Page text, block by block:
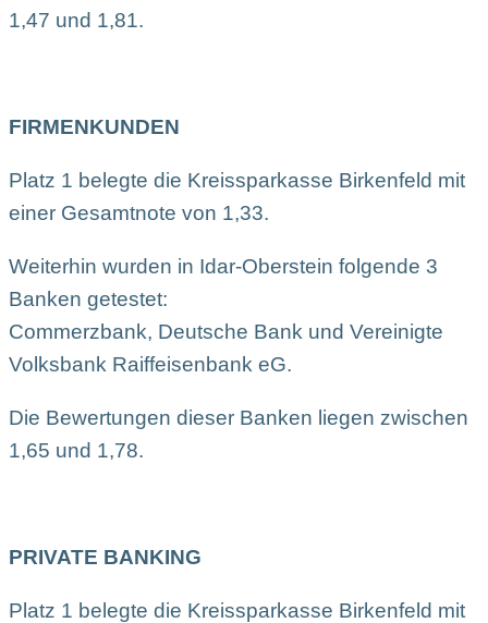
1,47 und 1,81.
FIRMENKUNDEN
Platz 1 belegte die Kreissparkasse Birkenfeld mit
einer Gesamtnote von 1,33.
Weiterhin wurden in Idar-Oberstein folgende 3
Banken getestet:
Commerzbank, Deutsche Bank und Vereinigte
Volksbank Raiffeisenbank eG.
Die Bewertungen dieser Banken liegen zwischen
1,65 und 1,78.
PRIVATE BANKING
Platz 1 belegte die Kreissparkasse Birkenfeld mit